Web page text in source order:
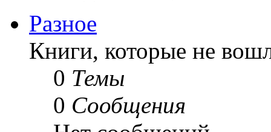
Разное
Книги, которые не
0 Темы
0 Сообщения